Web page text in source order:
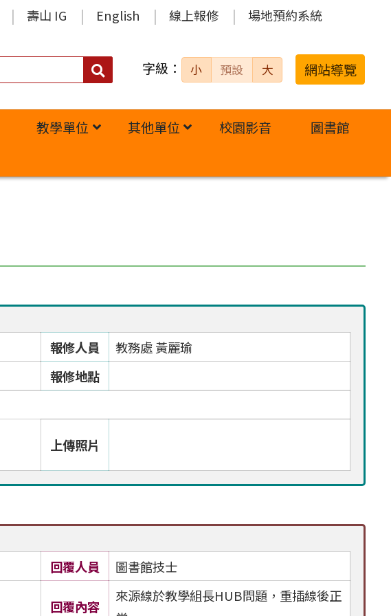
壽山 IG English 線上報修 場地預約系統
搜
字級： 小 預設 大 網站導覽
教學單位 其他單位 校園影音
圖書館
報修人員
教務處 黃麗瑜
報修地點
上傳照片
回覆人員 圖書館技士
回覆內容
來源線於教學組長HUB問題，重插線後正